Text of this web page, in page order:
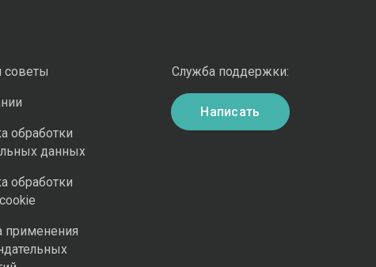
советы
обработки
данных
обработки
применения
Служба поддержки:
Написать